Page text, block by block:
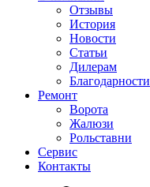
Отзывы
История
Новости
Статьи
Дилерам
Благодарности
Ремонт
Ворота
Жалюзи
Рольставни
Сервис
Контакты